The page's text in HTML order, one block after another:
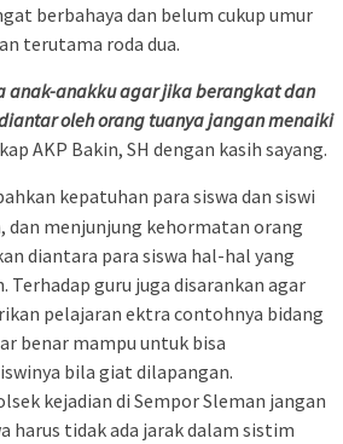
berbahaya dan belum cukup umur
terutama roda dua.
anak-anakku agar jika berangkat dan
oleh orang tuanya jangan menaiki
AKP Bakin, SH dengan kasih sayang.
kepatuhan para siswa dan siswi
menjunjung kehormatan orang
diantara para siswa hal-hal yang
Terhadap guru juga disarankan agar
pelajaran ektra contohnya bidang
benar mampu untuk bisa
bila giat dilapangan.
kejadian di Sempor Sleman jangan
harus tidak ada jarak dalam sistim